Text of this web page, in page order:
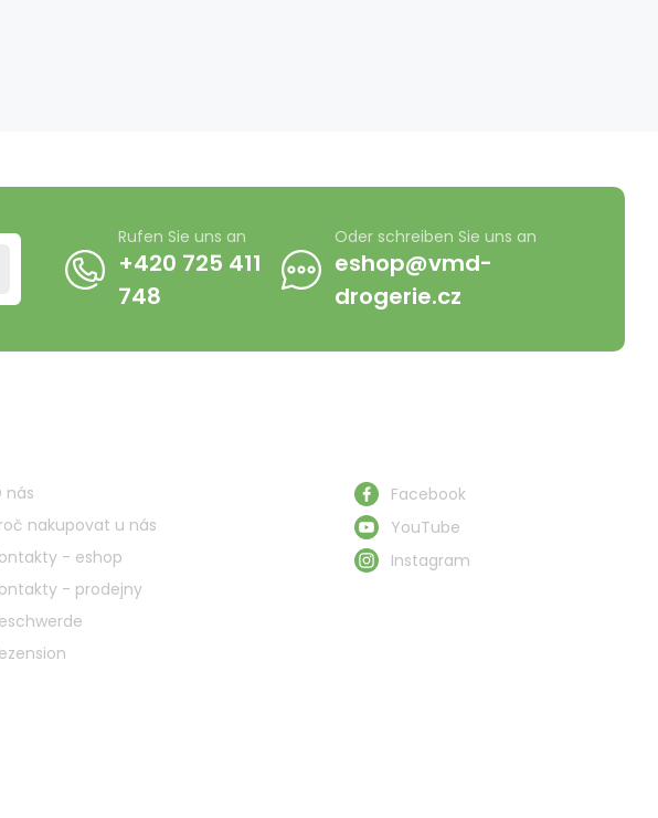
Rufen Sie uns an
+420 725 411
748
Oder schreiben Sie uns an
eshop@vmd-
drogerie.cz
nás
nakupovat u nás
- eshop
- prodejny
Facebook
YouTube
Instagram